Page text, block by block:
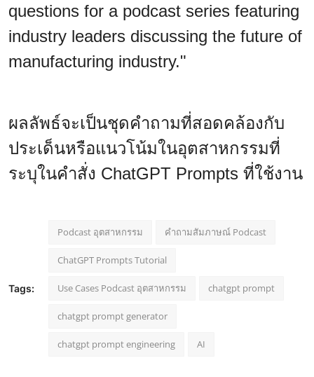
questions for a podcast series featuring
industry leaders discussing the future of
manufacturing industry."
ผลลัพธ์จะเป็นชุดคำถามที่สอดคล้องกับ
ประเด็นหรือแนวโน้มในอุตสาหกรรมที่
ระบุในคำสั่ง ChatGPT Prompts ที่ใช้งาน
Tags:
Podcast อุตสาหกรรม คำถามสัมภาษณ์ Podcast
ChatGPT Prompts Tutorial
Use Cases Podcast อุตสาหกรรม chatgpt prompt
chatgpt prompt generator
chatgpt prompt engineering AI